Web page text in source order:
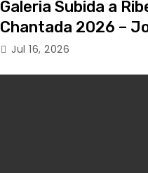
Galeria Subida a
Chantada 2026 –
Jul 16, 2026